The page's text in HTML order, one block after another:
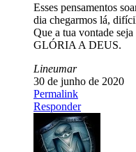
Esses pensamentos
dia chegarmos lá,
Que a tua vontade
GLÓRIA A DEUS.
Lineumar
30 de junho de 2020
Permalink
Responder